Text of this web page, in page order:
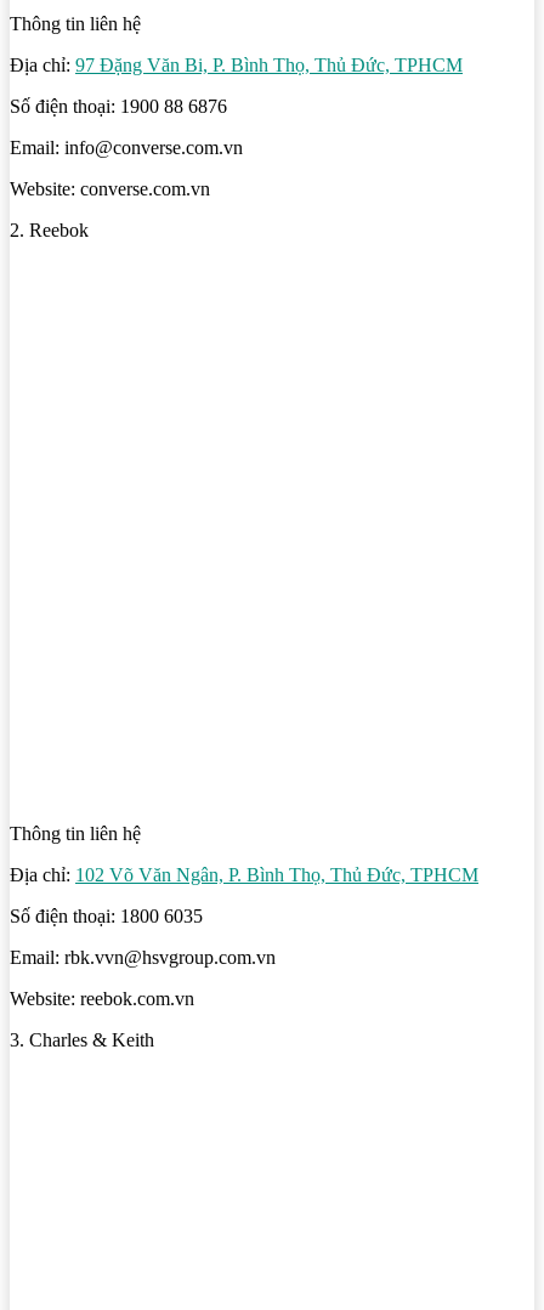
Thông tin liên hệ
Địa chỉ: 97 Đặng Văn Bi, P. Bình Thọ, Thủ Đức, TPHCM
Số điện thoại: 1900 88 6876
Email: info@converse.com.vn
Website: converse.com.vn
2. Reebok
Thông tin liên hệ
Địa chỉ: 102 Võ Văn Ngân, P. Bình Thọ, Thủ Đức, TPHCM
Số điện thoại: 1800 6035
Email: rbk.vvn@hsvgroup.com.vn
Website: reebok.com.vn
3. Charles & Keith